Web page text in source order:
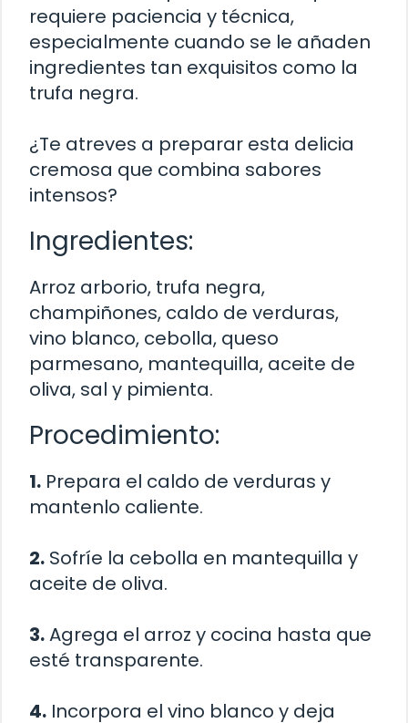
requiere paciencia y técnica,
especialmente cuando se le añaden
ingredientes tan exquisitos como la
trufa negra.
¿Te atreves a preparar esta delicia
cremosa que combina sabores
intensos?
Ingredientes:
Arroz arborio, trufa negra,
champiñones, caldo de verduras,
vino blanco, cebolla, queso
parmesano, mantequilla, aceite de
oliva, sal y pimienta.
Procedimiento:
1. Prepara el caldo de verduras y
mantenlo caliente.
2. Sofríe la cebolla en mantequilla y
aceite de oliva.
3.Agrega el arroz y cocina hasta que
esté transparente.
4. Incorpora el vino blanco y deja